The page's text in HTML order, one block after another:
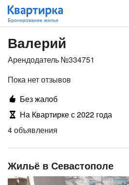
Валерий
Арендодатель №334751
Пока нет отзывов
Без жалоб
На Квартирке с 2022 года
4 объявления
Жильё в Севастополе